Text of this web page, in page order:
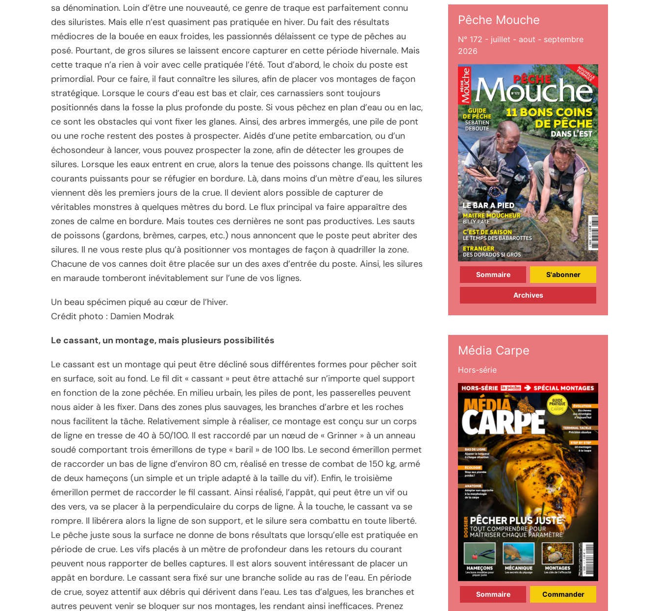
sa dénomination. Loin d’être une nouveauté, ce genre de traque est parfaitement connu
des siluristes. Mais elle n’est quasiment pas pratiquée en hiver. Du fait des résultats
médiocres de la bouée en eaux froides, les passionnés délaissent ce type de pêches au
posé. Pourtant, de gros silures se laissent encore capturer en cette période hivernale. Mais
cette traque n’a rien à voir avec celle pratiquée l’été. Tout d’abord, le choix du poste est
primordial. Pour ce faire, il faut connaître les silures, afin de placer vos montages de façon
stratégique. Lorsque le cours d’eau est bas et clair, ces carnassiers sont toujours
positionnés dans la fosse la plus profonde du poste. Si vous pêchez en plan d’eau ou en lac,
ce sont les obstacles qui vont fixer les glanes. Ainsi, des arbres immergés, une pile de pont
ou une roche restent des postes à prospecter. Aidés d’une petite embarcation, ou d’un
échosondeur à lancer, vous pouvez prospecter la zone, afin de détecter les groupes de
silures. Lorsque les eaux entrent en crue, alors la tenue des poissons change. Ils quittent les
courants puissants pour se réfugier en bordure. Là, dans moins d’un mètre d’eau, les silures
viennent dès les premiers jours de la crue. Il devient alors possible de capturer de
véritables monstres à quelques mètres du bord. Le flux principal va faire apparaître des
zones de calme en bordure. Mais toutes ces dernières ne sont pas productives. Les sauts
de poissons (gardons, brèmes, carpes, etc.) nous annoncent que le poste peut abriter des
silures. Il ne vous reste plus qu’à positionner vos montages de façon à quadriller la zone.
Chacune de vos cannes doit être placée sur un des axes d’entrée du poste. Ainsi, les silures
en maraude tomberont inévitablement sur l’une de vos lignes.
Un beau spécimen piqué au cœur de l’hiver.
Crédit photo : Damien Modrak
Le cassant, un montage, mais plusieurs possibilités
Le cassant est un montage qui peut être décliné sous différentes formes pour pêcher soit
en surface, soit au fond. Le fil dit « cassant » peut être attaché sur n’importe quel support
en fonction de la zone pêchée. En milieu urbain, les piles de pont, les passerelles peuvent
nous aider à les fixer. Dans des zones plus sauvages, les branches d’arbre et les roches
nous facilitent la tâche. Relativement simple à réaliser, ce montage est conçu sur un corps
de ligne en tresse de 40 à 50/100. Il est raccordé par un nœud de « Grinner » à un anneau
soudé comportant trois émerillons de type « baril » de 100 lbs. Le second émerillon permet
de raccorder un bas de ligne d’environ 80 cm, réalisé en tresse de combat de 150 kg, armé
de deux hameçons (un simple et un triple adapté à la taille du vif). Enfin, le troisième
émerillon permet de raccorder le fil cassant. Ainsi réalisé, l’appât, qui peut être un vif ou
des vers, va se placer à la perpendiculaire du corps de ligne. À la touche, le cassant va se
rompre. Il libérera alors la ligne de son support, et le silure sera combattu en toute liberté.
Le pêche juste sous la surface ne donne de bons résultats que lorsqu’elle est pratiquée en
période de crue. Les vifs placés à un mètre de profondeur dans les retours du courant
peuvent nous rapporter de belles captures. Il est alors souvent intéressant de placer un
appât en bordure. Le cassant sera fixé sur une branche solide au ras de l’eau. En période
de crue, soyez attentif aux débris qui dérivent dans l’eau. Les tas d’algues, les branches et
autres peuvent venir se bloquer sur nos montages, les rendant ainsi inefficaces. Prenez
Pêche Mouche
N° 172 - juillet - aout - septembre
2026
Sommaire S'abonner
Archives
Média Carpe
Hors-série
Sommaire Commander